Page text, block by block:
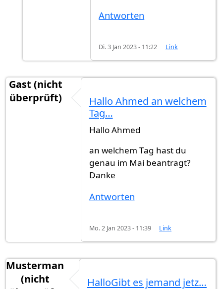
Antworten
Di. 3 Jan 2023 - 11:22 Link
Gast (nicht
überprüft)
Hallo Ahmed an welchem
Tag…
Hallo Ahmed
an welchem Tag hast du
genau im Mai beantragt?
Danke
Antworten
Mo. 2 Jan 2023 - 11:39 Link
Musterman
(nicht
HalloGibt es jemand jetz…